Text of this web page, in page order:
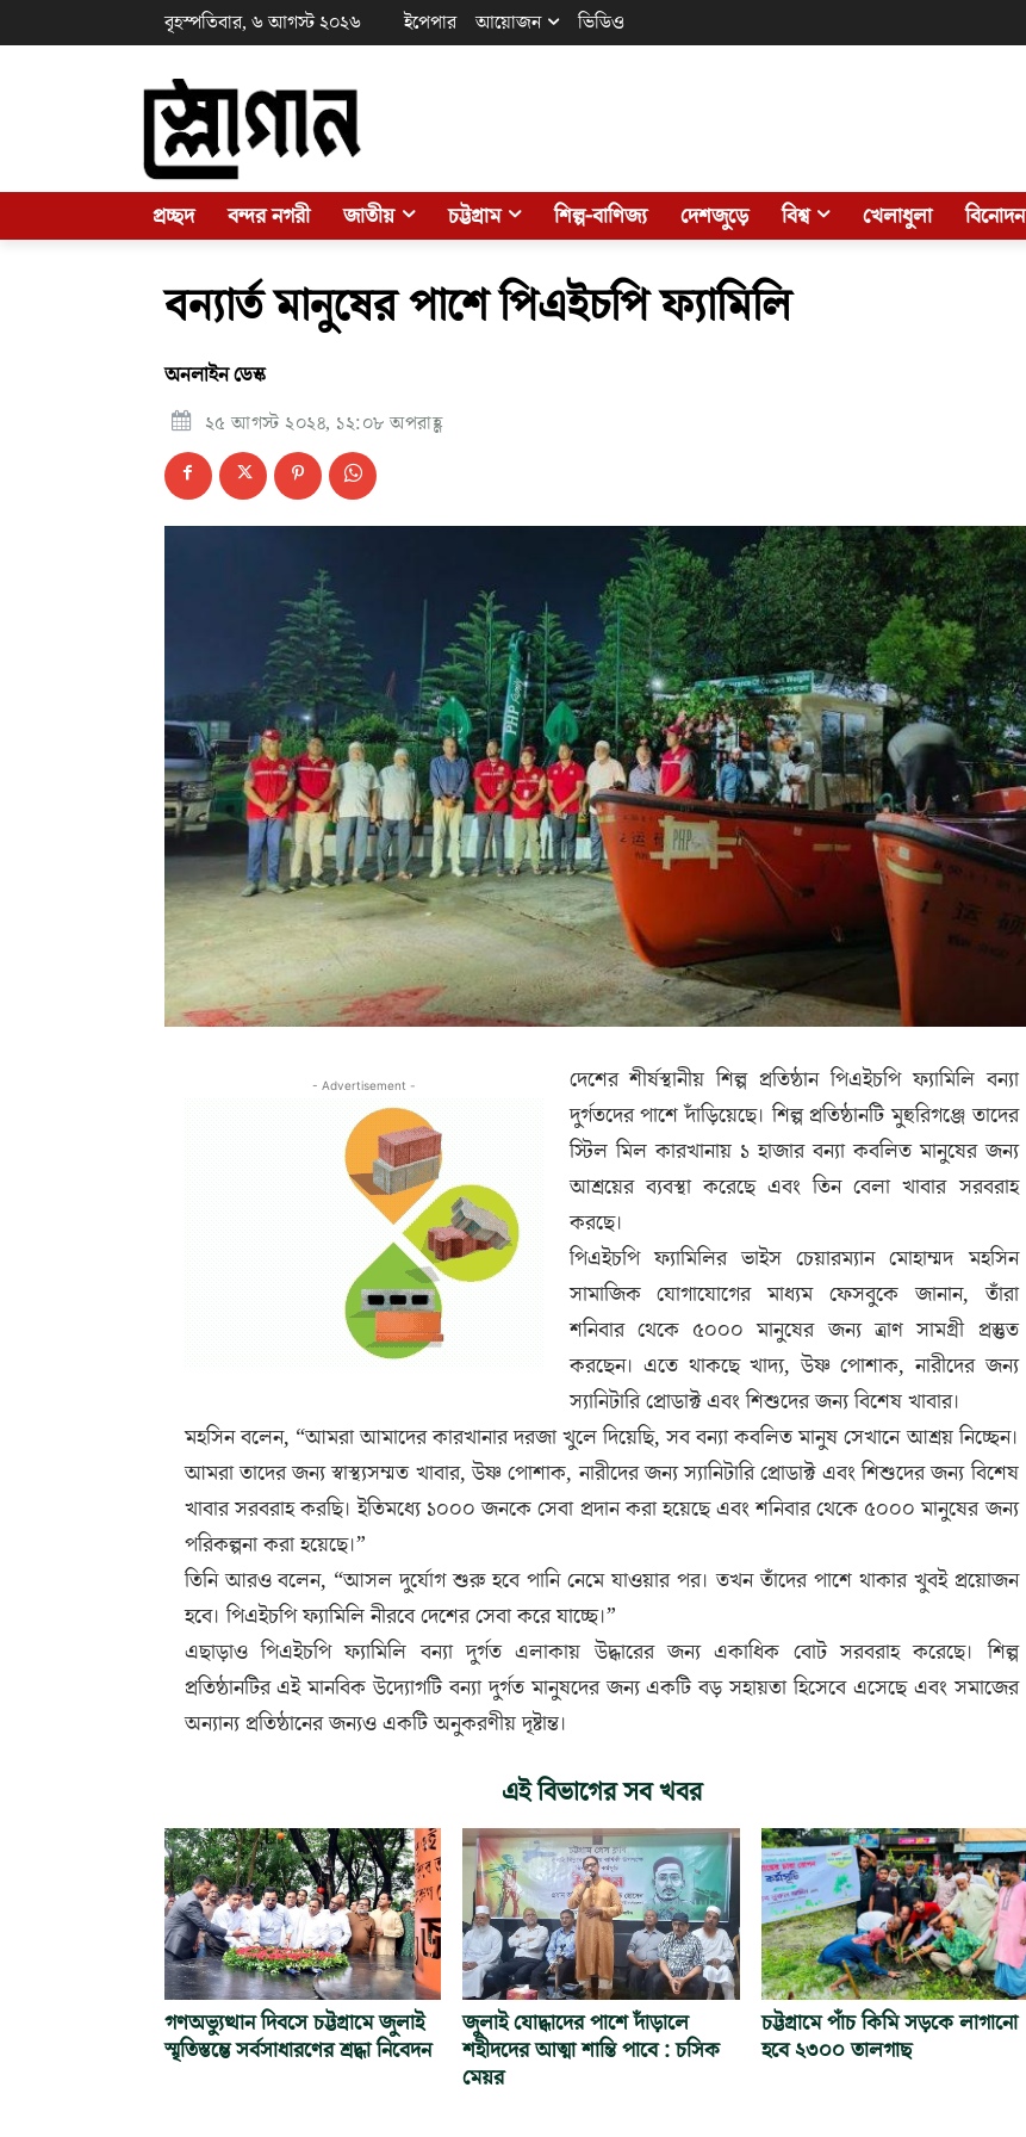
বৃহস্পতিবার, ৬ আগস্ট ২০২৬ ইপেপার আয়োজন ভিডিও
প্রচ্ছদ বন্দর নগরী জাতীয় চট্টগ্রাম শিল্প-বাণিজ্য দেশজুড়ে বিশ্ব খেলাধুলা বিনোদন
বন্যার্ত মানুষের পাশে পিএইচপি ফ্যামিলি
অনলাইন ডেস্ক
২৫ আগস্ট ২০২৪, ১২:০৮ অপরাহ্ণ
- Advertisement -
দেশের শীর্ষস্থানীয় শিল্প প্রতিষ্ঠান পিএইচপি ফ্যামিলি বন্যা
দুর্গতদের পাশে দাঁড়িয়েছে। শিল্প প্রতিষ্ঠানটি মুহুরিগঞ্জে তাদের
স্টিল মিল কারখানায় ১ হাজার বন্যা কবলিত মানুষের জন্য
আশ্রয়ের ব্যবস্থা করেছে এবং তিন বেলা খাবার সরবরাহ
করছে।
পিএইচপি ফ্যামিলির ভাইস চেয়ারম্যান মোহাম্মদ মহসিন
সামাজিক যোগাযোগের মাধ্যম ফেসবুকে জানান, তাঁরা
শনিবার থেকে ৫০০০ মানুষের জন্য ত্রাণ সামগ্রী প্রস্তুত
করছেন। এতে থাকছে খাদ্য, উষ্ণ পোশাক, নারীদের জন্য
স্যানিটারি প্রোডাক্ট এবং শিশুদের জন্য বিশেষ খাবার।
মহসিন বলেন, “আমরা আমাদের কারখানার দরজা খুলে দিয়েছি, সব বন্যা কবলিত মানুষ সেখানে আশ্রয় নিচ্ছেন।
আমরা তাদের জন্য স্বাস্থ্যসম্মত খাবার, উষ্ণ পোশাক, নারীদের জন্য স্যানিটারি প্রোডাক্ট এবং শিশুদের জন্য বিশেষ
খাবার সরবরাহ করছি। ইতিমধ্যে ১০০০ জনকে সেবা প্রদান করা হয়েছে এবং শনিবার থেকে ৫০০০ মানুষের জন্য
পরিকল্পনা করা হয়েছে।”
তিনি আরও বলেন, “আসল দুর্যোগ শুরু হবে পানি নেমে যাওয়ার পর। তখন তাঁদের পাশে থাকার খুবই প্রয়োজন
হবে। পিএইচপি ফ্যামিলি নীরবে দেশের সেবা করে যাচ্ছে।”
এছাড়াও পিএইচপি ফ্যামিলি বন্যা দুর্গত এলাকায় উদ্ধারের জন্য একাধিক বোট সরবরাহ করেছে। শিল্প
প্রতিষ্ঠানটির এই মানবিক উদ্যোগটি বন্যা দুর্গত মানুষদের জন্য একটি বড় সহায়তা হিসেবে এসেছে এবং সমাজের
অন্যান্য প্রতিষ্ঠানের জন্যও একটি অনুকরণীয় দৃষ্টান্ত।
এই বিভাগের সব খবর
গণঅভ্যুত্থান দিবসে চট্টগ্রামে জুলাই
স্মৃতিস্তম্ভে সর্বসাধারণের শ্রদ্ধা নিবেদন
জুলাই যোদ্ধাদের পাশে দাঁড়ালে
শহীদদের আত্মা শান্তি পাবে : চসিক
মেয়র
চট্টগ্রামে পাঁচ কিমি সড়কে লাগানো
হবে ২৩০০ তালগাছ